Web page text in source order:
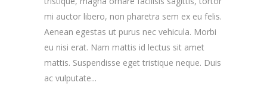
mi auctor libero, non pharetra sem ex eu felis.
Aenean egestas ut purus nec vehicula. Morbi
eu nisi erat. Nam mattis id lectus sit amet
mattis. Suspendisse eget tristique neque. Duis
ac vulputate...